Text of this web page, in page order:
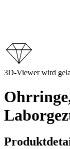
3D-Viewer wird